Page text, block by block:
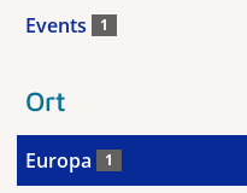
Events 1
Ort
Europa 1